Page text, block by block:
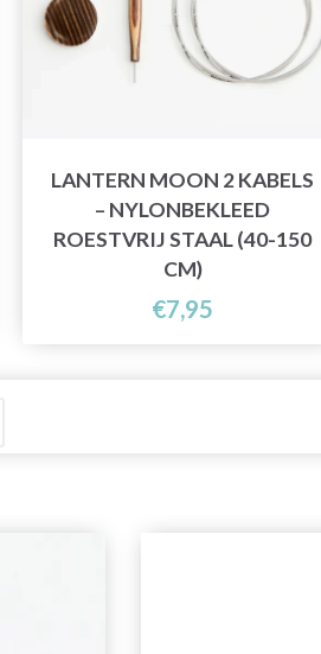
LANTERN MOON 2 KABELS
– NYLONBEKLEED
ROESTVRIJ STAAL (40-150
CM)
€7,95